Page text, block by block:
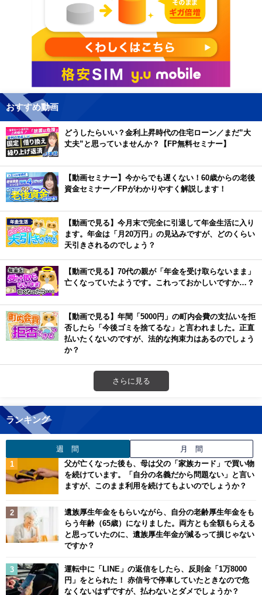
おすすめ動画
どうしたらいい？金利上昇時代の住宅ローン／まだ”大
丈夫”と思っていませんか？【FP無料セミナー】
【動画セミナー】今からでも遅くない！60歳からの老後
資金セミナー／FPがわかりやすく解説します！
【動画で見る】今月末で完全に引退して年金生活に入り
ます。年金は「月20万円」の見込みですが、どのくらい
天引きされるのでしょう？
【動画で見る】70代の親が「年金を受け取らないまま」
亡くなっていたようです。これっておかしいですか…？
【動画で見る】年間「5000円」の町内会費の支払いを拒
否したら「今後ゴミを捨てるな」と言われました。正直
払いたくないのですが、法的な拘束力はあるのでしょう
か？
さらに見る
ランキング
週 間 月 間
父が亡くなった後も、母は父の「家族カード」で買い物
を続けています。「自分の名義だから問題ない」と言い
ますが、このまま利用を続けてもよいのでしょうか？
遺族厚生年金をもらいながら、自分の老齢厚生年金をも
らう年齢（65歳）になりました。両方とも全額もらえる
と思っていたのに、遺族厚生年金が減るって損じゃない
ですか？
運転中に「LINE」の返信をしたら、反則金「1万8000
円」をとられた！ 赤信号で停車していたときなので危
なくないはずですが、払わないとダメでしょうか？